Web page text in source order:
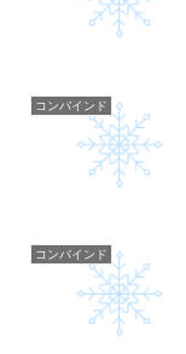
コンバインド
コンバインド